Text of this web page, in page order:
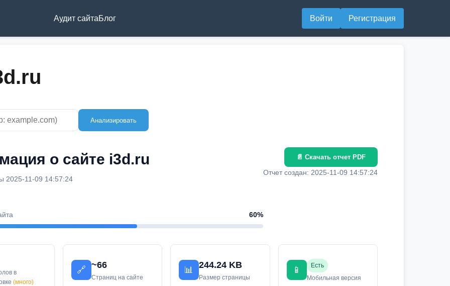
Аудит сайтаБлог Войти Регистрация
Анализировать
о сайте i3d.ru
2025-11-09 14:57:24
60%
📄 Скачать отчет PDF
Отчет создан: 2025-11-09 14:57:24
в
(много)
🔗
~66
Страниц на сайте
📊
244.24 KB
Размер страницы
📱
Есть
Мобильная версия